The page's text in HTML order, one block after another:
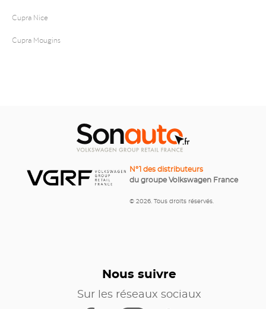
Cupra Nice
Cupra Mougins
N°1 des distributeurs
du groupe Volkswagen France
© 2026. Tous droits réservés.
Nous suivre
Sur les réseaux sociaux